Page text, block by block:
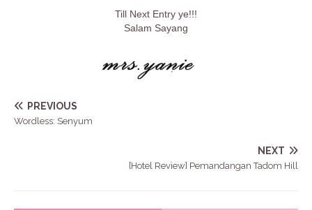
Till Next Entry ye!!!
Salam Sayang
PREVIOUS
Wordless: Senyum
NEXT
[Hotel Review] Pemandangan Tadom Hill